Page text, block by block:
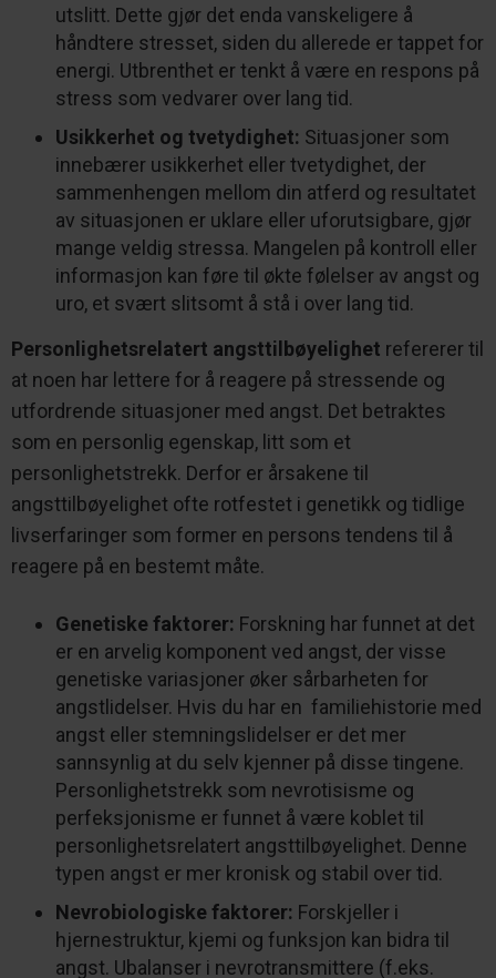
utslitt. Dette gjør det enda vanskeligere å
håndtere stresset, siden du allerede er tappet for
energi. Utbrenthet er tenkt å være en respons på
stress som vedvarer over lang tid.
Usikkerhet og tvetydighet: Situasjoner som
innebærer usikkerhet eller tvetydighet, der
sammenhengen mellom din atferd og resultatet
av situasjonen er uklare eller uforutsigbare, gjør
mange veldig stressa. Mangelen på kontroll eller
informasjon kan føre til økte følelser av angst og
uro, et svært slitsomt å stå i over lang tid.
Personlighetsrelatert angsttilbøyelighet refererer til
at noen har lettere for å reagere på stressende og
utfordrende situasjoner med angst. Det betraktes
som en personlig egenskap, litt som et
personlighetstrekk. Derfor er årsakene til
angsttilbøyelighet ofte rotfestet i genetikk og tidlige
livserfaringer som former en persons tendens til å
reagere på en bestemt måte.
Genetiske faktorer: Forskning har funnet at det
er en arvelig komponent ved angst, der visse
genetiske variasjoner øker sårbarheten for
angstlidelser. Hvis du har en familiehistorie med
angst eller stemningslidelser er det mer
sannsynlig at du selv kjenner på disse tingene.
Personlighetstrekk som nevrotisisme og
perfeksjonisme er funnet å være koblet til
personlighetsrelatert angsttilbøyelighet. Denne
typen angst er mer kronisk og stabil over tid.
Nevrobiologiske faktorer: Forskjeller i
hjernestruktur, kjemi og funksjon kan bidra til
angst. Ubalanser i nevrotransmittere (f.eks.